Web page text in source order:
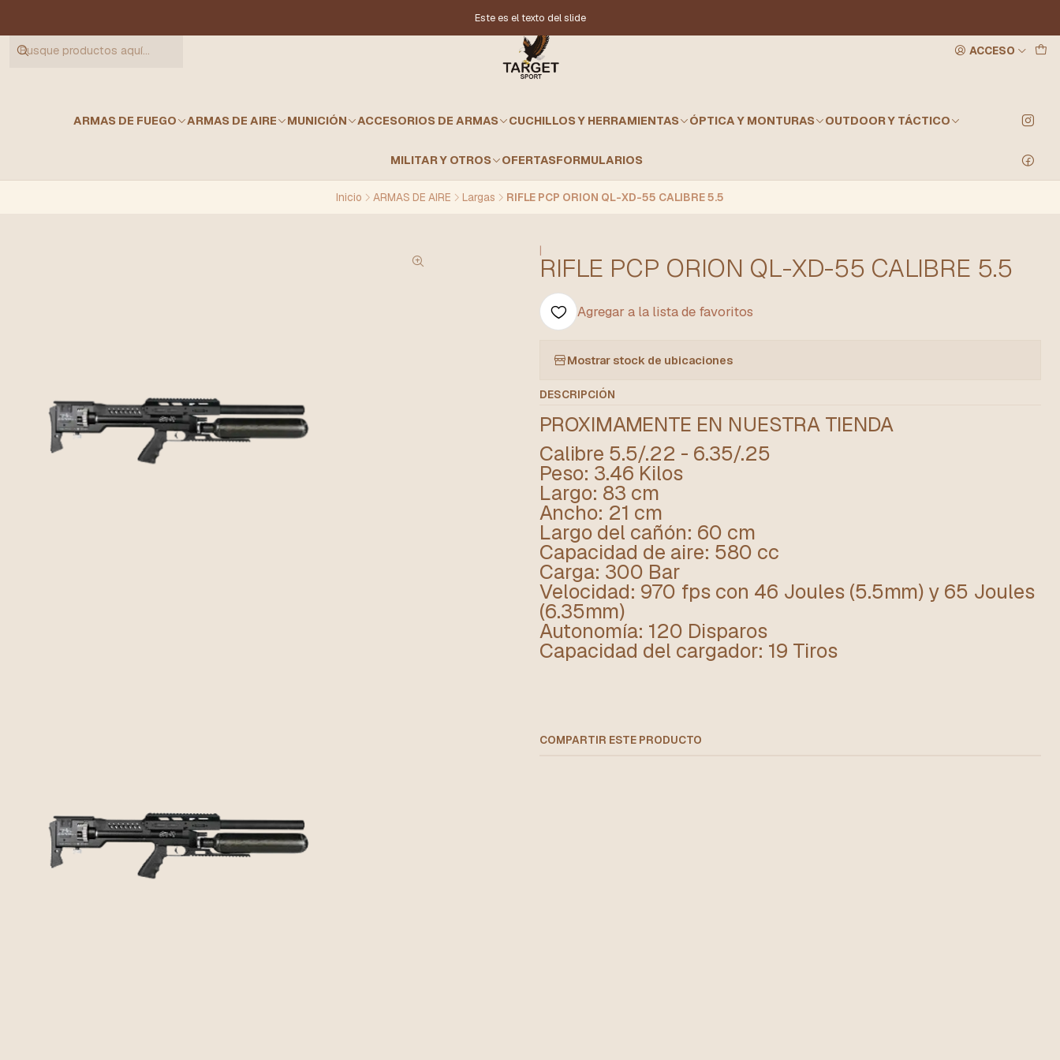
ACCESO
ARMAS DE FUEGO ARMAS DE AIRE MUNICIÓN ACCESORIOS DE ARMAS CUCHILLOS Y HERRAMIENTAS ÓPTICA Y MONTURAS OUTDOOR Y TÁCTICO
MILITAR Y OTROS OFERTASFORMULARIOS
Este es el texto del slide
Inicio ARMAS DE AIRE Largas RIFLE PCP ORION QL-XD-55 CALIBRE 5.5
|
RIFLE PCP ORION QL-XD-55 CALIBRE 5.5
Agregar a la lista de favoritos
Mostrar stock de ubicaciones
DESCRIPCIÓN
PROXIMAMENTE EN NUESTRA TIENDA
Calibre 5.5/.22 - 6.35/.25
Peso: 3.46 Kilos
Largo: 83 cm
Ancho: 21 cm
Largo del cañón: 60 cm
Capacidad de aire: 580 cc
Carga: 300 Bar
Velocidad: 970 fps con 46 Joules (5.5mm) y 65 Joules
(6.35mm)
Autonomía: 120 Disparos
Capacidad del cargador: 19 Tiros
COMPARTIR ESTE PRODUCTO